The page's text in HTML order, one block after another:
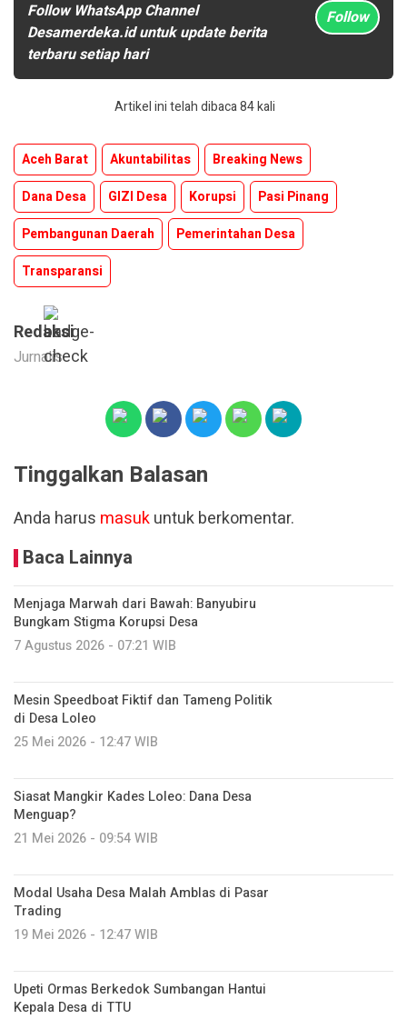
Follow WhatsApp Channel
Desamerdeka.id untuk update berita
terbaru setiap hari
Follow
Artikel ini telah dibaca 84 kali
Aceh Barat Akuntabilitas
Breaking News
Dana Desa
GIZI Desa Korupsi
Pasi Pinang
Pembangunan Daerah
Pemerintahan Desa
Transparansi
Redaksi
Jurnalis
Tinggalkan Balasan
Anda harus masukuntuk berkomentar.
Baca Lainnya
Menjaga Marwah dari Bawah: Banyubiru
Bungkam Stigma Korupsi Desa
7 Agustus 2026 - 07:21 WIB
Mesin Speedboat Fiktif dan Tameng Politik
di Desa Loleo
25 Mei 2026 - 12:47 WIB
Siasat Mangkir Kades Loleo: Dana Desa
Menguap?
21 Mei 2026 - 09:54 WIB
Modal Usaha Desa Malah Amblas di Pasar
Trading
19 Mei 2026 - 12:47 WIB
Upeti Ormas Berkedok Sumbangan Hantui
Kepala Desa di TTU